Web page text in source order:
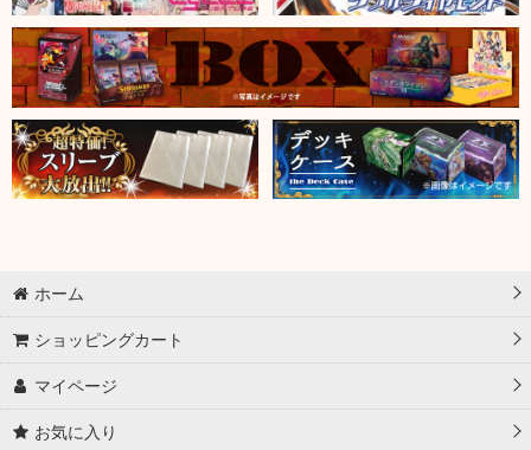
ホーム
ショッピングカート
マイページ
お気に入り